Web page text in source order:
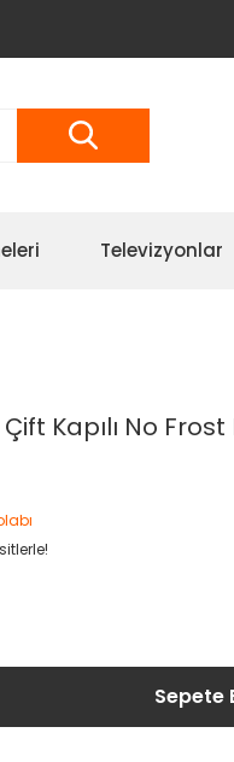
Televizyonlar
Kapılı No
Sepete